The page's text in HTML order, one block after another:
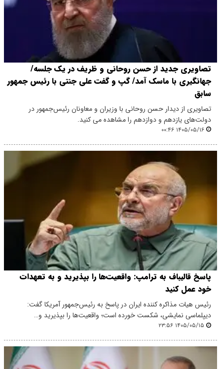
تصاویری جدید از حسن روحانی و ظریف در یک جلسه/
جهانگیری با ماسک آمد/ گپ و گفت علی جنتی با رئیس جمهور
سابق
تصاویری از دیدار حسن روحانی با وزیران و معاونان رئیس‌جمهور در
دولت‌های یازدهم و دوازدهم را مشاهده می کنید.
۱۴۰۵/۰۵/۱۶ ۰۰:۴۶
پاسخ قالیباف به ترامپ: واقعیت‌ها را بپذیرید و به تعهدات
خود عمل کنید
رئیس هیات مذاکره کننده ایران در پاسخ به رئیس‌جمهور آمریکا گفت:
دیپلماسی نمایشی، شکست خورده است؛ واقعیت‌ها را بپذیرید و…
۱۴۰۵/۰۵/۱۵ ۲۳:۵۶